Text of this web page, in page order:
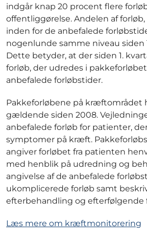
indgår knap 20 procent flere
offentliggørelse. Andelen af
inden for de anbefalede
nogenlunde samme niveau siden
Dette betyder, at der siden 1.
forløb, der udredes i
anbefalede forløbstider.
Pakkeforløbene på kræftområdet
gældende siden 2008.
anbefalede forløb for patienter,
symptomer på kræft.
angiver forløbet fra patienten
med henblik på udredning og
angivelse af de anbefalede
ukomplicerede forløb samt
efterbehandling og efterfølgende
Læs mere om kræftmonitorering